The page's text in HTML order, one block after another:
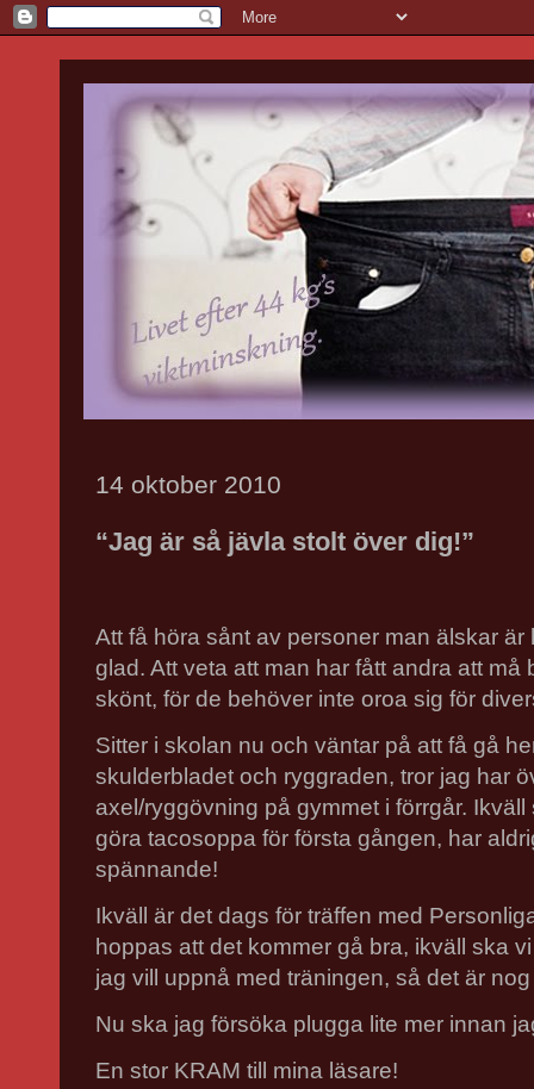
14 oktober 2010
“Jag är så jävla stolt över dig!”
Att få höra sånt av personer man älskar
glad. Att veta att man har fått andra att
skönt, för de behöver inte oroa sig för
Sitter i skolan nu och väntar på att få gå
skulderbladet och ryggraden, tror jag har
axel/ryggövning på gymmet i förrgår.
göra tacosoppa för första gången, har
spännande!
Ikväll är det dags för träffen med
hoppas att det kommer gå bra, ikväll ska
jag vill uppnå med träningen, så det är
Nu ska jag försöka plugga lite mer innan
En stor KRAM till mina läsare!